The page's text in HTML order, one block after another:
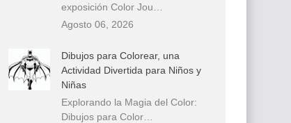
exposición Color Jou…
Agosto 06, 2026
Dibujos para Colorear, una
Actividad Divertida para Niños y
Niñas
Explorando la Magia del Color:
Dibujos para Color…